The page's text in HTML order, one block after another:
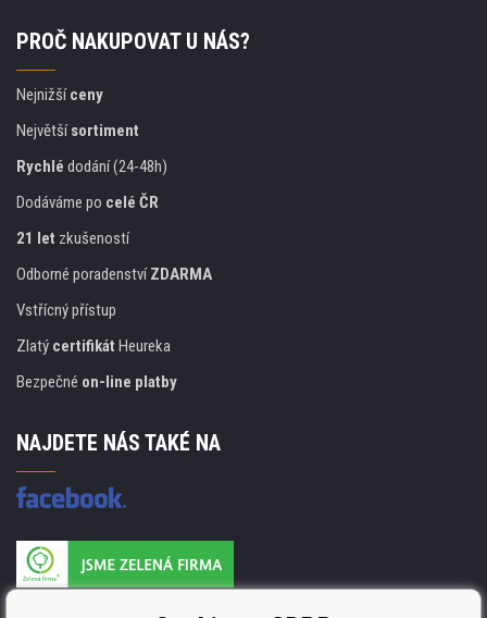
PROČ NAKUPOVAT U NÁS?
Nejnižšíceny
Největšísortiment
Rychlé dodání (24-48h)
Dodáváme po celé ČR
21 let zkušeností
Odborné poradenstvíZDARMA
Vstřícný přístup
Zlatý certifikát Heureka
Bezpečné on-line platby
NAJDETE NÁS TAKÉ NA